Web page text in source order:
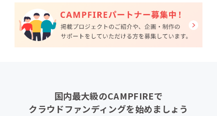
国内最大級のCAMPFIREで
クラウドファンディングを始めましょう